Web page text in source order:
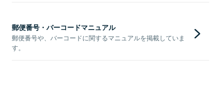
郵便番号・バーコードマニュアル
郵便番号や、バーコードに関するマニュアルを掲載していま
す。